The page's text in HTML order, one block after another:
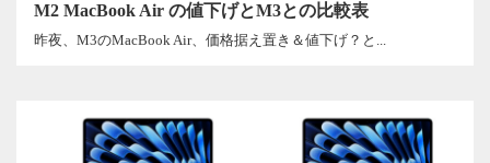
M2 MacBook Air の値下げとM3との比較表
昨夜、M3のMacBook Air、価格据え置き＆値下げ？と...